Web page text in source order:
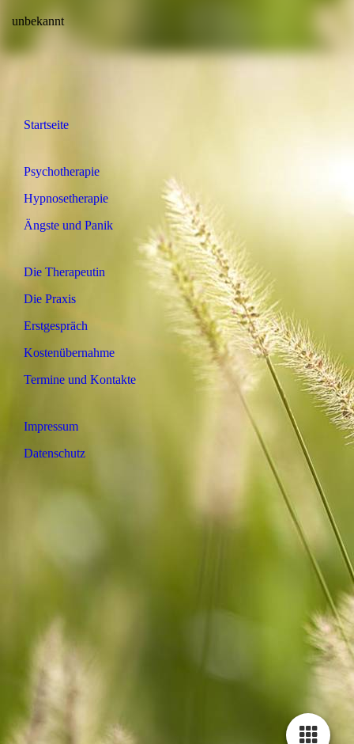
unbekannt
Startseite
Psychotherapie
Hypnosetherapie
Ängste und Panik
Die Therapeutin
Die Praxis
Erstgespräch
Kostenübernahme
Termine und Kontakte
Impressum
Datenschutz